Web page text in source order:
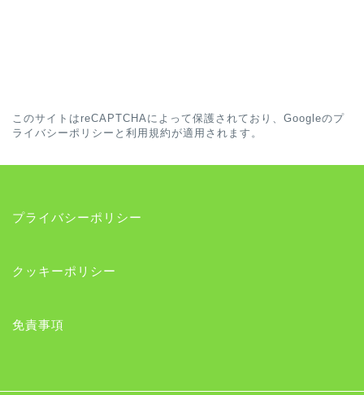
このサイトはreCAPTCHAによって保護されており、Googleのプ
ライバシーポリシー と 利用規約 が適用されます。
プライバシーポリシー
クッキーポリシー
免責事項